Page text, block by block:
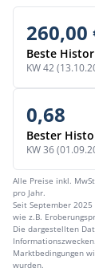
260,00
Beste
KW 42
0,68
Bester
KW 36
Alle Preise inkl.
pro Jahr.
Seit September
wie z.B.
Die dargestellten
Marktbedingungen
wurden.